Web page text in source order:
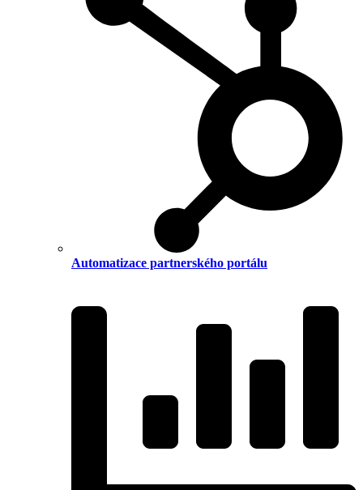
Automatizace partnerského portálu